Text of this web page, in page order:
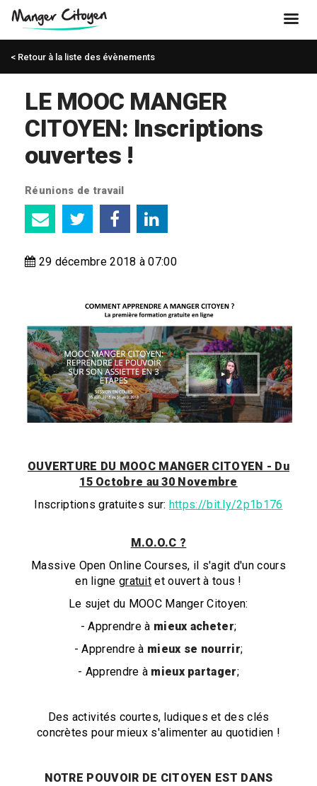
< Retour à la liste des évènements
LE MOOC MANGER
CITOYEN: Inscriptions
ouvertes !
Réunions de travail
29 décembre 2018 à 07:00
OUVERTURE DU MOOC MANGER CITOYEN - Du
15 Octobre au 30 Novembre
Inscriptions gratuites sur: https://bit.ly/2p1b176
M.O.O.C ?
Massive Open Online Courses, il s'agit d'un cours
en ligne gratuit et ouvert à tous !
Le sujet du MOOC Manger Citoyen:
- Apprendre à mieux acheter;
- Apprendre à mieux se nourrir;
- Apprendre à mieux partager;
Des activités courtes, ludiques et des clés
concrètes pour mieux s'alimenter au quotidien !
NOTRE POUVOIR DE CITOYEN EST DANS